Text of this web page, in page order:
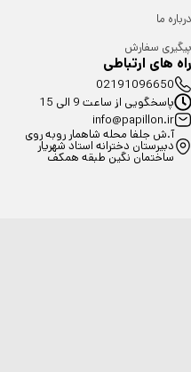
درباره ما
پیگیری سفارش
راه های ارتباطی
02191096650
پاسخگویی از ساعت 9 الی 15
info@papillon.ir
آ.ش جلفا محله شاهمار روبه روی
دبیرستان دخترانه استاد شهریار
ساختمان نگین طبقه همکف